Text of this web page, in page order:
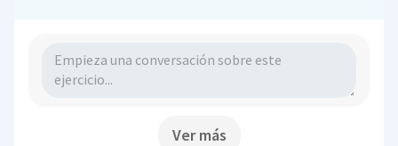
Ver más